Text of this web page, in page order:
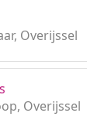
Overijssel
Overijssel